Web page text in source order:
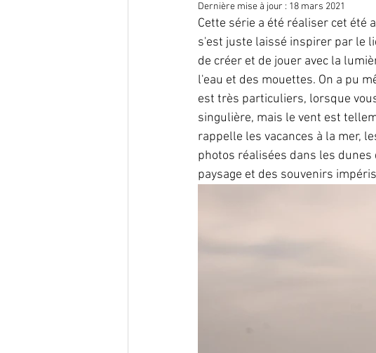
Dernière mise à jour : 18 mars 2021
Cette série a été réaliser cet été
s'est juste laissé inspirer par le
de créer et de jouer avec la
l'eau et des mouettes. On a pu
est très particuliers, lorsque
singulière, mais le vent est
rappelle les vacances à la mer,
photos réalisées dans les
paysage et des souvenirs